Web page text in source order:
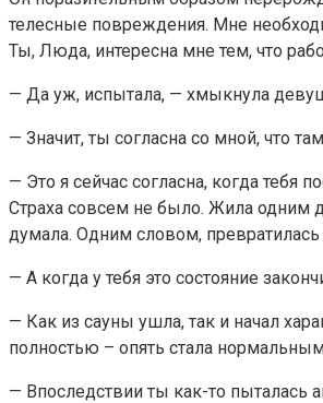
телесные повреждения. Мне
Ты, Люда, интересна мне тем, что
— Да уж, испытала, — хмыкнула
— Значит, ты согласна со мной, что
— Это я сейчас согласна, когда тебя
Страха совсем не было. Жила одним
думала. Одним словом, превратилась
— А когда у тебя это состояние
— Как из сауны ушла, так и начал
полностью – опять стала
— Впоследствии ты как-то пыталась